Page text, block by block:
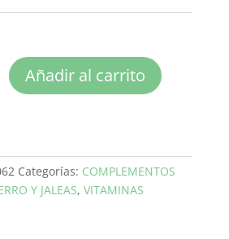
Añadir al carrito
Categorías: COMPLEMENTOS
Y JALEAS, VITAMINAS